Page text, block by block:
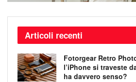
Articoli recenti
Fotorgear Retro
l’iPhone si traveste
ha davvero senso?